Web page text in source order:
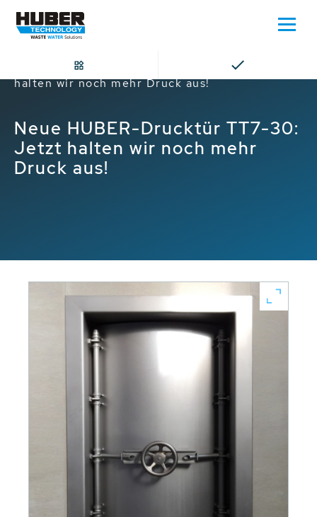
Neue HUBER-Drucktür TT7-30: Jetzt
halten wir noch mehr Druck aus!
Neue HUBER-Drucktür TT7-30:
Jetzt halten wir noch mehr
Druck aus!